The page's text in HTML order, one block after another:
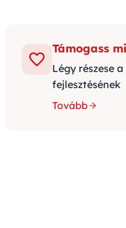
Támogass
Légy részese
fejlesztésének
Tovább